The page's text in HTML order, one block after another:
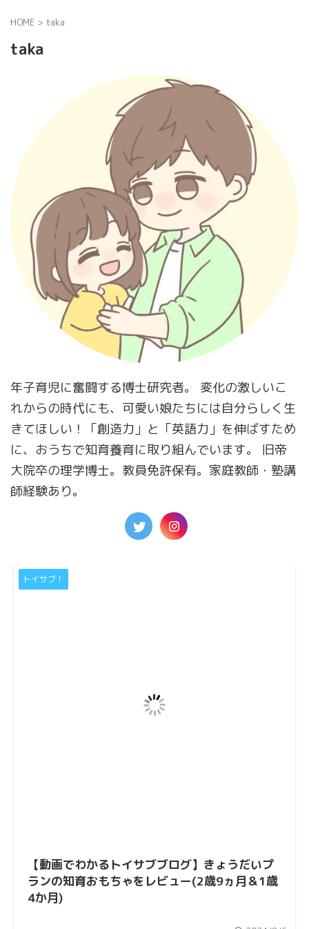
HOME > taka
taka
年子育児に奮闘する博士研究者。 変化の激しいこ
れからの時代にも、可愛い娘たちには自分らしく生
きてほしい！「創造力」と「英語力」を伸ばすため
に、おうちで知育養育に取り組んでいます。 旧帝
大院卒の理学博士。教員免許保有。家庭教師・塾講
師経験あり。
トイサブ！
【動画でわかるトイサブブログ】きょうだいプ
ランの知育おもちゃをレビュー(2歳9ヵ月＆1歳
4か月)